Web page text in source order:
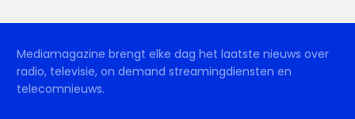
Mediamagazine brengt elke dag het laatste nieuws over
radio, televisie, on demand streamingdiensten en
telecomnieuws.